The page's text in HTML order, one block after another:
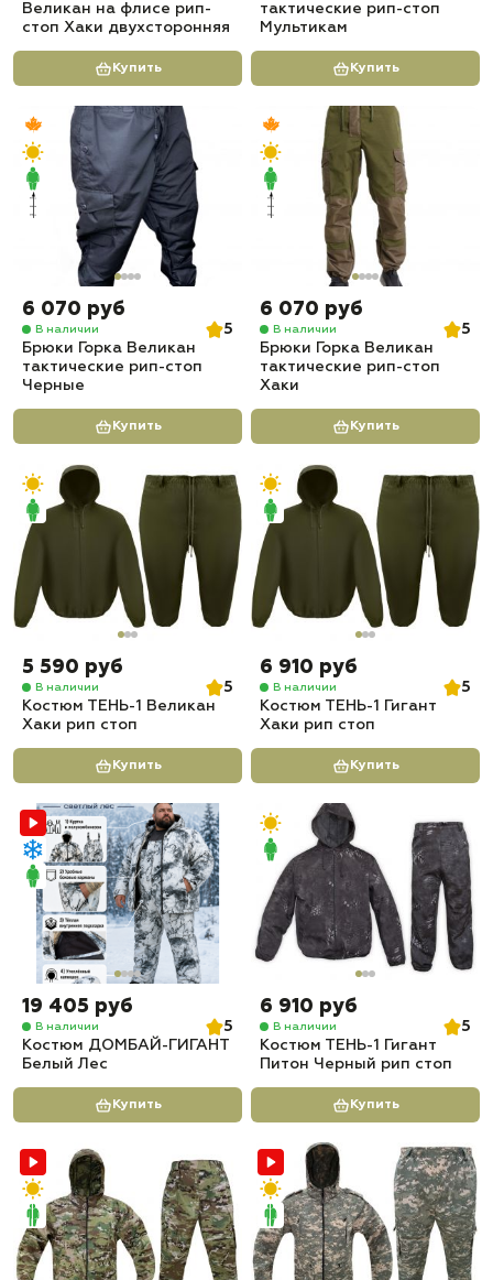
Великан на флисе рип-
стоп Хаки двухсторонняя
Купить
тактические рип-стоп
Мультикам
Купить
6 070 руб
В наличии
5
Брюки Горка Великан
тактические рип-стоп
Черные
Купить
6 070 руб
В наличии
5
Брюки Горка Великан
тактические рип-стоп
Хаки
Купить
5 590 руб
В наличии
5
Костюм ТЕНЬ-1 Великан
Хаки рип стоп
Купить
6 910 руб
В наличии
5
Костюм ТЕНЬ-1 Гигант
Хаки рип стоп
Купить
19 405 руб
В наличии
5
Костюм ДОМБАЙ-ГИГАНТ
Белый Лес
Купить
6 910 руб
В наличии
5
Костюм ТЕНЬ-1 Гигант
Питон Черный рип стоп
Купить